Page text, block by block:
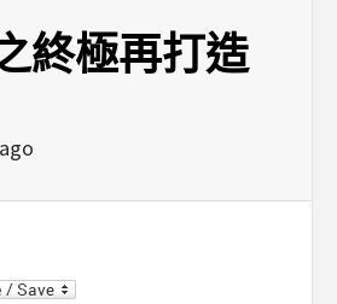
終極再打造